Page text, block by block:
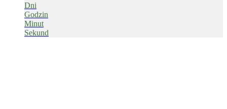
Dni
Godzin
Minut
Sekund